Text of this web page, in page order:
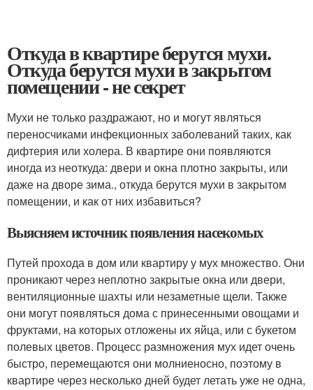
Откуда в квартире берутся мухи.
Откуда берутся мухи в закрытом
помещении - не секрет
Мухи не только раздражают, но и могут являться
переносчиками инфекционных заболеваний таких, как
дифтерия или холера. В квартире они появляются
иногда из неоткуда: двери и окна плотно закрыты, или
даже на дворе зима., откуда берутся мухи в закрытом
помещении, и как от них избавиться?
Выясняем источник появления насекомых
Путей прохода в дом или квартиру у мух множество. Они
проникают через неплотно закрытые окна или двери,
вентиляционные шахты или незаметные щели. Также
они могут появляться дома с принесенными овощами и
фруктами, на которых отложены их яйца, или с букетом
полевых цветов. Процесс размножения мух идет очень
быстро, перемещаются они молниеносно, поэтому в
квартире через несколько дней будет летать уже не одна,